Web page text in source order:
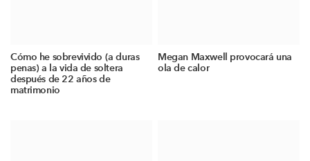
Cómo he sobrevivido (a duras
penas) a la vida de soltera
después de 22 años de
matrimonio
Megan Maxwell provocará una
ola de calor